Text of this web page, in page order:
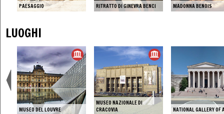
PAESAGGIO RITRATTO DI GINEVRA BENCI MADONNA BENOIS
LUOGHI
MUSEO DEL LOUVRE
MUSEO NAZIONALE DI
CRACOVIA
NATIONAL GALLERY OF